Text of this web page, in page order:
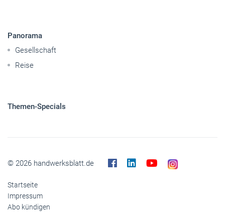
Panorama
Gesellschaft
Reise
Themen-Specials
© 2026 handwerksblatt.de
Startseite
Impressum
Abo kündigen